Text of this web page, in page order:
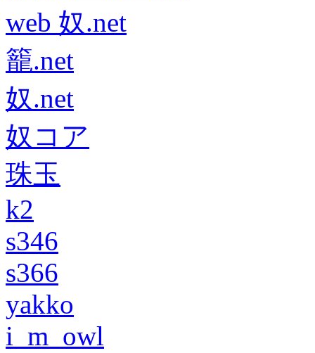
web 奴.net
籠.net
奴.net
奴コア
珠玉
k2
s346
s366
yakko
i_m_owl